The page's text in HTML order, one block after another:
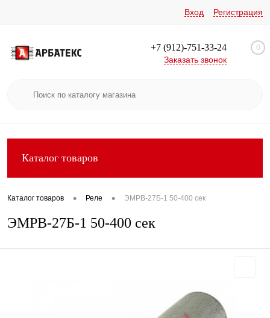
Вход Регистрация
+7 (912)-751-33-24
Заказать звонок
0
Каталог товаров
Каталог товаров • Реле • ЭМРВ-27Б-1 50-400 сек
ЭМРВ-27Б-1 50-400 сек